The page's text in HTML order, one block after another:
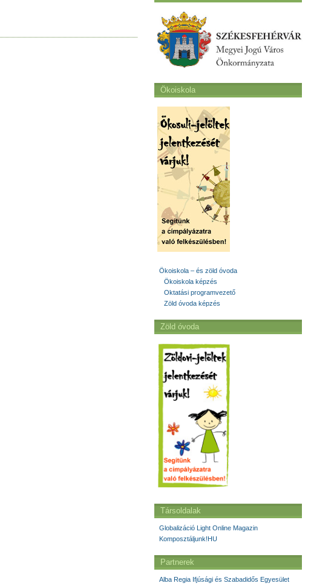
Ökoiskola
Ökoiskola – és zöld óvoda
Ökoiskola képzés
Oktatási programvezető
Zöld óvoda képzés
Zöld óvoda
Társoldalak
Globalizáció Light Online Magazin
Komposztáljunk!HU
Partnerek
Alba Regia Ifjúsági és Szabadidős Egyesület